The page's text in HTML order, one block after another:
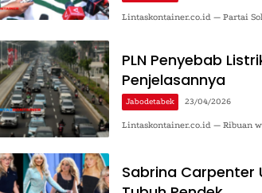
Lintaskontainer.co.id — Partai
PLN Penyebab
Penjelasannya
Jabodetabek 23/04/2026
Lintaskontainer.co.id — Ribuan
Sabrina Carpenter